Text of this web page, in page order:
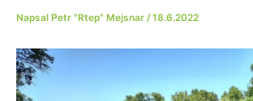
Napsal Petr "Rtep" Mejsnar /18.6.2022